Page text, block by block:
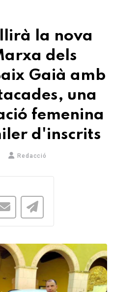
la nova
dels
Gaià amb
una
femenina
d'inscrits
Redacció